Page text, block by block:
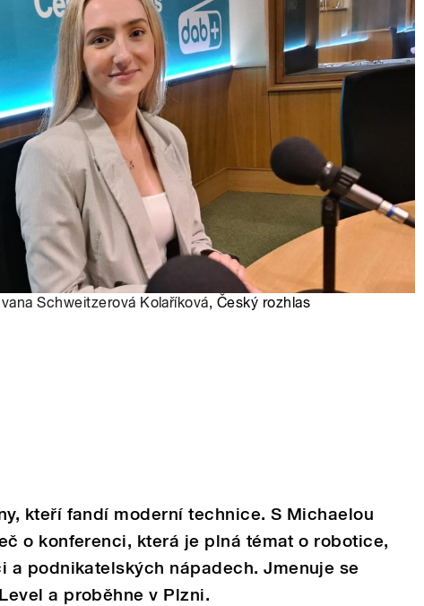
Schweitzerová Kolaříková, Český rozhlas
kteří fandí moderní technice. S Michaelou
o konferenci, která je plná témat o robotice,
a podnikatelských nápadech. Jmenuje se
a proběhne v Plzni.